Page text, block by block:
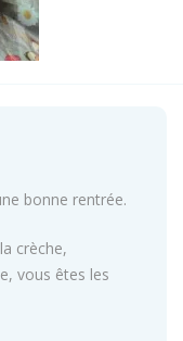
bonne rentrée.
crèche,
vous êtes les